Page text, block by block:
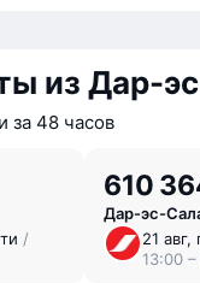
из Дар-
за 48 часов
/
610
Дар-эс-
21 авг,
13:00 –